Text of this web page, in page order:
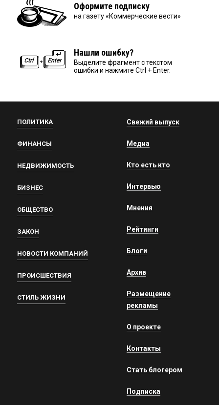
Оформите подписку
на газету «Коммерческие вести»
Нашли ошибку?
Выделите фрагмент с текстом
ошибки и нажмите Ctrl + Enter.
ПОЛИТИКА
ФИНАНСЫ
НЕДВИЖИМОСТЬ
БИЗНЕС
ОБЩЕСТВО
ЗАКОН
НОВОСТИ КОМПАНИЙ
ПРОИСШЕСТВИЯ
СТИЛЬ ЖИЗНИ
Свежий выпуск
Медиа
Кто есть кто
Интервью
Мнения
Рейтинги
Блоги
Архив
Размещение
рекламы
О проекте
Контакты
Стать блогером
Подписка